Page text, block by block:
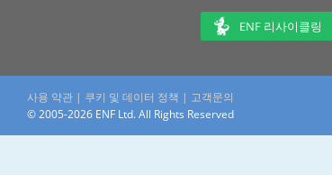
ENF 리사이클링
사용 약관 | 쿠키 및 데이터 정책 | 고객문의
© 2005-2026 ENF Ltd. All Rights Reserved